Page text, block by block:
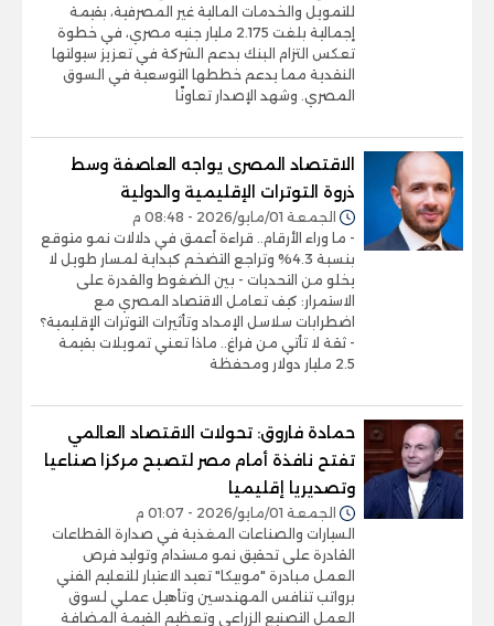
للتمويل والخدمات المالية غير المصرفية، بقيمة
إجمالية بلغت 2.175 مليار جنيه مصري، في خطوة
تعكس التزام البنك بدعم الشركة في تعزيز سيولتها
النقدية مما يدعم خططها التوسعية في السوق
المصري. وشهد الإصدار تعاونًا
الاقتصاد المصرى يواجه العاصفة وسط
ذروة التوترات الإقليمية والدولية
الجمعة 01/مايو/2026 - 08:48 م
- ما وراء الأرقام.. قراءة أعمق في دلالات نمو متوقع
بنسبة 4.3% وتراجع التضخم كبداية لمسار طويل لا
يخلو من التحديات - بين الضغوط والقدرة على
الاستمرار: كيف تعامل الاقتصاد المصري مع
اضطرابات سلاسل الإمداد وتأثيرات التوترات الإقليمية؟
- ثقة لا تأتي من فراغ.. ماذا تعني تمويلات بقيمة
2.5 مليار دولار ومحفظة
حمادة فاروق: تحولات الاقتصاد العالمي
تفتح نافذة أمام مصر لتصبح مركزا صناعيا
وتصديريا إقليميا
الجمعة 01/مايو/2026 - 01:07 م
السيارات والصناعات المغذية في صدارة القطاعات
القادرة على تحقيق نمو مستدام وتوليد فرص
العمل مبادرة "موبيكا" تعيد الاعتبار للتعليم الفني
برواتب تنافس المهندسين وتأهيل عملي لسوق
العمل التصنيع الزراعي وتعظيم القيمة المضافة